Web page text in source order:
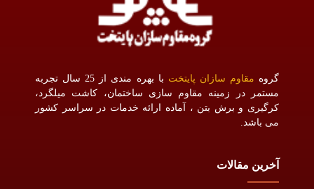
گروه مقاوم سازان پایتخت
با بهره مندی از 25 سال تجربه
مستمر در زمینه مقاوم سازی ساختمان، کاشت میلگرد،
کرگیری و برش بتن ، آماده ارائه خدمات در سراسر کشور
می باشد.
آخرین مقالات